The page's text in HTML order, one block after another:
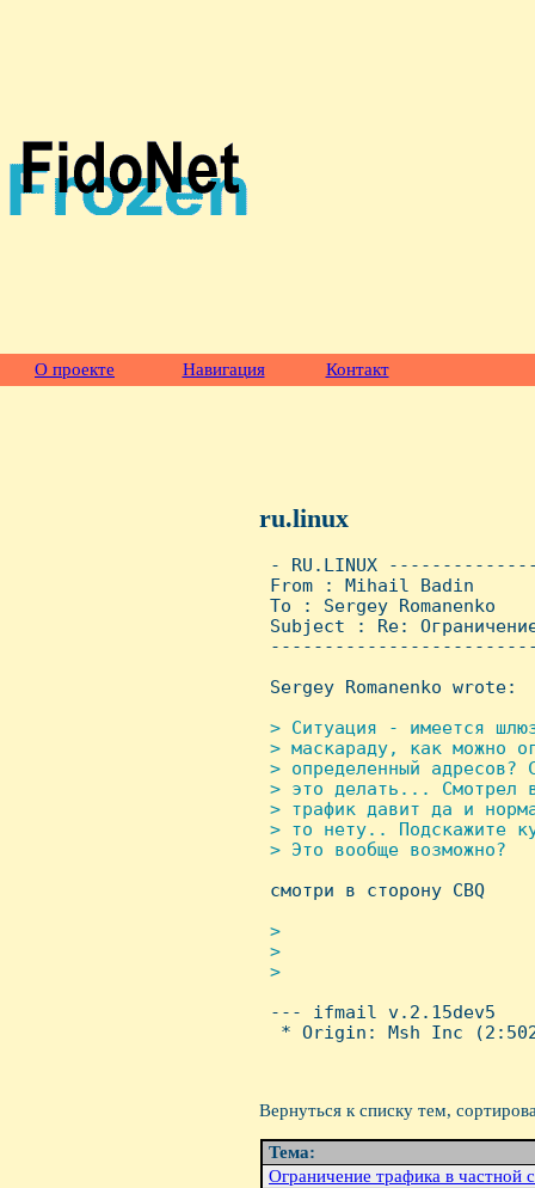
О проекте Навигация Контакт
ru.linux
- RU.LINUX
From : Mihail Badin
To : Sergey Romanenko
Subject : Re:
Sergey Romanenko wrote:
> Ситуация - имеется
> маскараду, как можно
> определенный адресов?
> это делать... Смотрел
> трафик давит да и
> то нету.. Подскажите
> Это вообще возможно?
смотри в сторону CBQ
>
>
>
--- ifmail v.2.15dev5
* Origin: Msh Inc
Вернуться к списку тем,
Тема:
Ограничение трафика в частной